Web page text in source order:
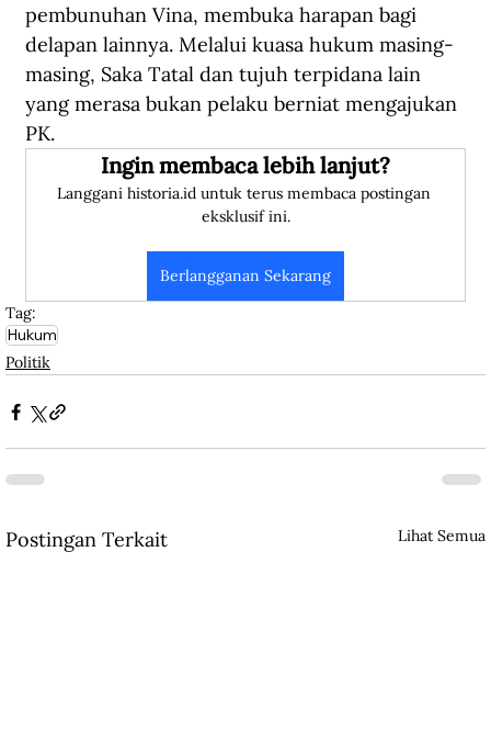
pembunuhan Vina, membuka harapan bagi
delapan lainnya. Melalui kuasa hukum masing-
masing, Saka Tatal dan tujuh terpidana lain
yang merasa bukan pelaku berniat mengajukan
PK.
Ingin membaca lebih lanjut?
Langgani historia.id untuk terus membaca postingan
eksklusif ini.
Berlangganan Sekarang
Tag:
Hukum
Politik
Postingan Terkait Lihat Semua